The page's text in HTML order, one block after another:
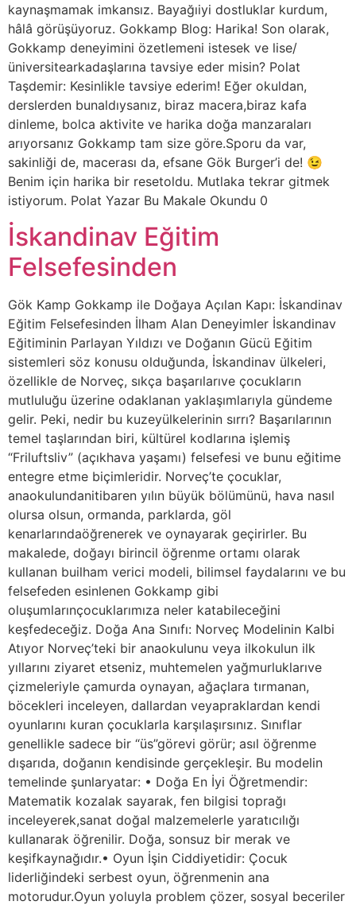
kaynaşmamak imkansız. Bayağıiyi dostluklar kurdum,
hâlâ görüşüyoruz. Gokkamp Blog: Harika! Son olarak,
Gokkamp deneyimini özetlemeni istesek ve lise/
üniversitearkadaşlarına tavsiye eder misin? Polat
Taşdemir: Kesinlikle tavsiye ederim! Eğer okuldan,
derslerden bunaldıysanız, biraz macera,biraz kafa
dinleme, bolca aktivite ve harika doğa manzaraları
arıyorsanız Gokkamp tam size göre.Sporu da var,
sakinliği de, macerası da, efsane Gök Burger’i de! 😉
Benim için harika bir resetoldu. Mutlaka tekrar gitmek
istiyorum. Polat Yazar Bu Makale Okundu 0
İskandinav Eğitim
Felsefesinden
Gök Kamp Gokkamp ile Doğaya Açılan Kapı: İskandinav
Eğitim Felsefesinden İlham Alan Deneyimler İskandinav
Eğitiminin Parlayan Yıldızı ve Doğanın Gücü Eğitim
sistemleri söz konusu olduğunda, İskandinav ülkeleri,
özellikle de Norveç, sıkça başarılarıve çocukların
mutluluğu üzerine odaklanan yaklaşımlarıyla gündeme
gelir. Peki, nedir bu kuzeyülkelerinin sırrı? Başarılarının
temel taşlarından biri, kültürel kodlarına işlemiş
“Friluftsliv” (açıkhava yaşamı) felsefesi ve bunu eğitime
entegre etme biçimleridir. Norveç’te çocuklar,
anaokulundanitibaren yılın büyük bölümünü, hava nasıl
olursa olsun, ormanda, parklarda, göl
kenarlarındaöğrenerek ve oynayarak geçirirler. Bu
makalede, doğayı birincil öğrenme ortamı olarak
kullanan builham verici modeli, bilimsel faydalarını ve bu
felsefeden esinlenen Gokkamp gibi
oluşumlarınçocuklarımıza neler katabileceğini
keşfedeceğiz. Doğa Ana Sınıfı: Norveç Modelinin Kalbi
Atıyor Norveç’teki bir anaokulunu veya ilkokulun ilk
yıllarını ziyaret etseniz, muhtemelen yağmurluklarıve
çizmeleriyle çamurda oynayan, ağaçlara tırmanan,
böcekleri inceleyen, dallardan veyapraklardan kendi
oyunlarını kuran çocuklarla karşılaşırsınız. Sınıflar
genellikle sadece bir “üs”görevi görür; asıl öğrenme
dışarıda, doğanın kendisinde gerçekleşir. Bu modelin
temelinde şunlaryatar: • Doğa En İyi Öğretmendir:
Matematik kozalak sayarak, fen bilgisi toprağı
inceleyerek,sanat doğal malzemelerle yaratıcılığı
kullanarak öğrenilir. Doğa, sonsuz bir merak ve
keşifkaynağıdır.• Oyun İşin Ciddiyetidir: Çocuk
liderliğindeki serbest oyun, öğrenmenin ana
motorudur.Oyun yoluyla problem çözer, sosyal beceriler